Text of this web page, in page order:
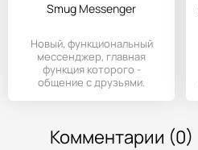
Smug Messenger
Новый, функциональный
мессенджер, главная
функция которого -
общение с друзьями.
Комментарии (0)